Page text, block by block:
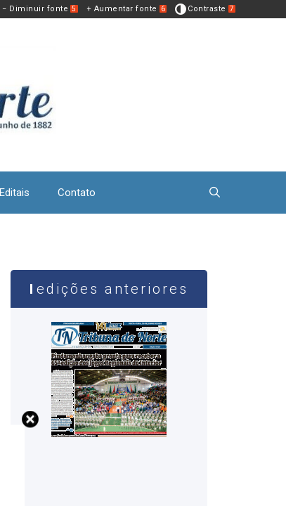
− Diminuir fonte 5 + Aumentar fonte 6 Contraste 7
Editais Contato
edições anteriores